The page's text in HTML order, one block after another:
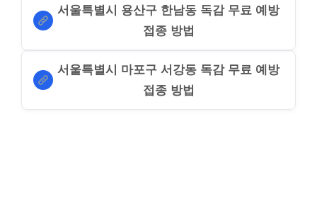
서울특별시 용산구 한남동 독감 무료 예방
접종 방법
서울특별시 마포구 서강동 독감 무료 예방
접종 방법